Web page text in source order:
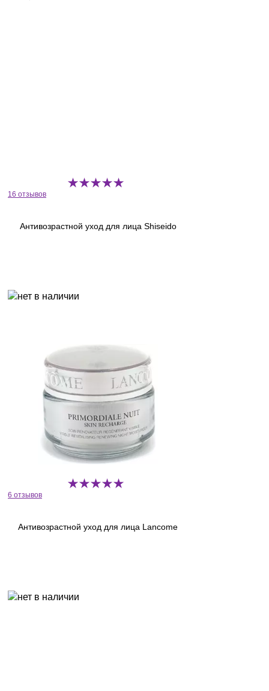
16 отзывов
Антивозрастной уход для лица Shiseido
6 отзывов
Антивозрастной уход для лица Lancome